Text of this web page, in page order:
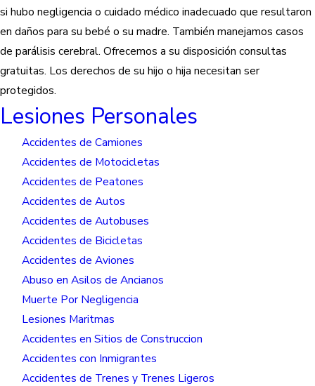
si hubo negligencia o cuidado médico inadecuado que resultaron
en daños para su bebé o su madre. También manejamos casos
de parálisis cerebral. Ofrecemos a su disposición consultas
gratuitas. Los derechos de su hijo o hija necesitan ser
protegidos.
Lesiones Personales
Accidentes de Camiones
Accidentes de Motocicletas
Accidentes de Peatones
Accidentes de Autos
Accidentes de Autobuses
Accidentes de Bicicletas
Accidentes de Aviones
Abuso en Asilos de Ancianos
Muerte Por Negligencia
Lesiones Maritmas
Accidentes en Sitios de Construccion
Accidentes con Inmigrantes
Accidentes de Trenes y Trenes Ligeros